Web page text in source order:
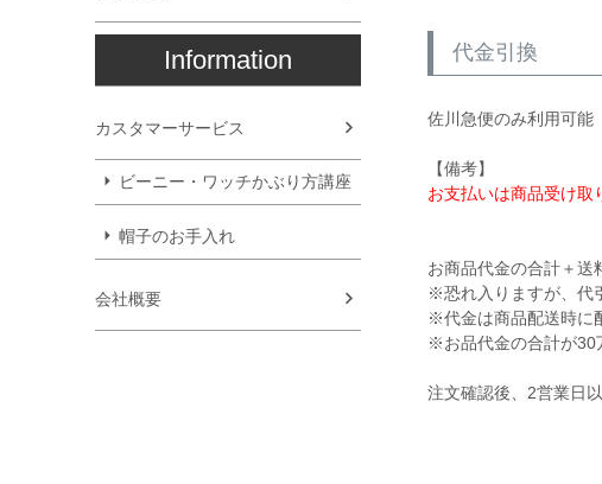
Information
カスタマーサービス
ビーニー・ワッチかぶり方講座
帽子のお手入れ
会社概要
代金引換
佐川急便のみ利用可能
【備考】
お支払いは商品受け取
お商品代金の合計＋送
※恐れ入りますが、代
※代金は商品配送時に
※お品代金の合計が30
注文確認後、2営業日